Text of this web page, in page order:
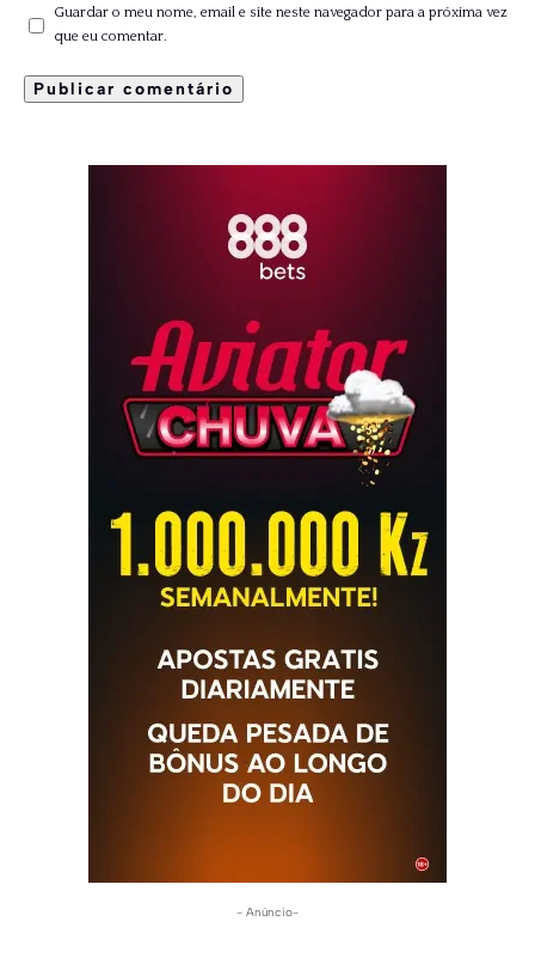
Guardar o meu nome, email e site neste navegador para a próxima vez
que eu comentar.
- Anúncio-